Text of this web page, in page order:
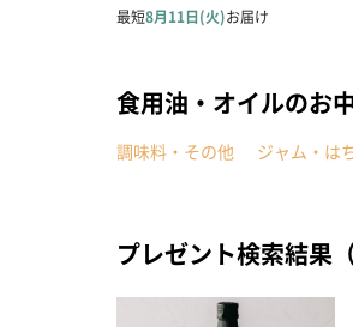
食用油・オイルのお
調味料・その他 ジャム・は
プレゼント検索結果